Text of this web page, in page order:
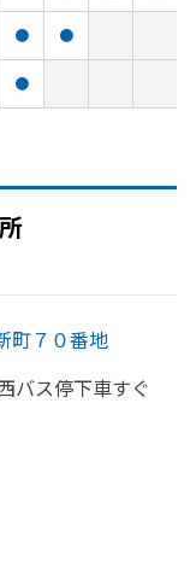
● ●
●
町７０番地
バス停下車すぐ